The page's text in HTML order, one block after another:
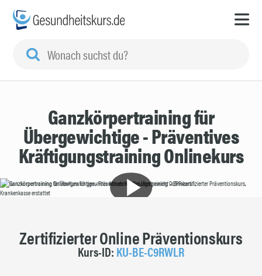
Ganzkörpertraining für
Übergewichtige - Präventives
Kräftigungstraining Onlinekurs
Zertifizierter Online Präventionskurs
Kurs-ID: KU-BE-C9RWLR